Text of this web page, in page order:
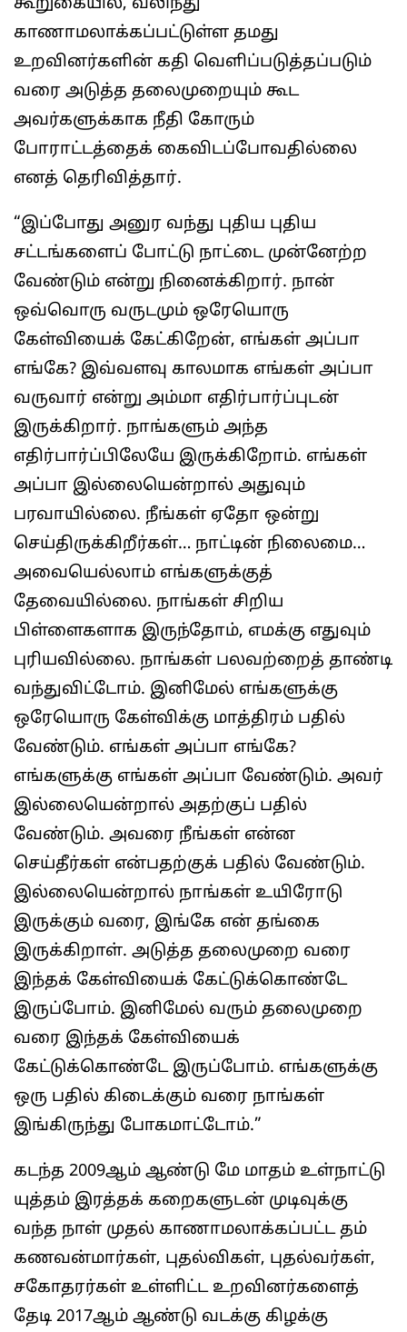
காணாமலாக்கப்பட்டுள்ள தமது
உறவினர்களின் கதி வெளிப்படுத்தப்படும்
வரை அடுத்த தலைமுறையும் கூட
அவர்களுக்காக நீதி கோரும்
போராட்டத்தைக் கைவிடப்போவதில்லை
எனத் தெரிவித்தார்.
“இப்போது அனுர வந்து புதிய புதிய
சட்டங்களைப் போட்டு நாட்டை முன்னேற்ற
வேண்டும் என்று நினைக்கிறார். நான்
ஒவ்வொரு வருடமும் ஒரேயொரு
கேள்வியைக் கேட்கிறேன், எங்கள் அப்பா
எங்கே? இவ்வளவு காலமாக எங்கள் அப்பா
வருவார் என்று அம்மா எதிர்பார்ப்புடன்
இருக்கிறார். நாங்களும் அந்த
எதிர்பார்ப்பிலேயே இருக்கிறோம். எங்கள்
அப்பா இல்லையென்றால் அதுவும்
பரவாயில்லை. நீங்கள் ஏதோ ஒன்று
செய்திருக்கிறீர்கள்… நாட்டின் நிலைமை…
அவையெல்லாம் எங்களுக்குத்
தேவையில்லை. நாங்கள் சிறிய
பிள்ளைகளாக இருந்தோம், எமக்கு எதுவும்
புரியவில்லை. நாங்கள் பலவற்றைத் தாண்டி
வந்துவிட்டோம். இனிமேல் எங்களுக்கு
ஒரேயொரு கேள்விக்கு மாத்திரம் பதில்
வேண்டும். எங்கள் அப்பா எங்கே?
எங்களுக்கு எங்கள் அப்பா வேண்டும். அவர்
இல்லையென்றால் அதற்குப் பதில்
வேண்டும். அவரை நீங்கள் என்ன
செய்தீர்கள் என்பதற்குக் பதில் வேண்டும்.
இல்லையென்றால் நாங்கள் உயிரோடு
இருக்கும் வரை, இங்கே என் தங்கை
இருக்கிறாள். அடுத்த தலைமுறை வரை
இந்தக் கேள்வியைக் கேட்டுக்கொண்டே
இருப்போம். இனிமேல் வரும் தலைமுறை
வரை இந்தக் கேள்வியைக்
கேட்டுக்கொண்டே இருப்போம். எங்களுக்கு
ஒரு பதில் கிடைக்கும் வரை நாங்கள்
இங்கிருந்து போகமாட்டோம்.”
கடந்த 2009ஆம் ஆண்டு மே மாதம் உள்நாட்டு
யுத்தம் இரத்தக் கறைகளுடன் முடிவுக்கு
வந்த நாள் முதல் காணாமலாக்கப்பட்ட தம்
கணவன்மார்கள், புதல்விகள், புதல்வர்கள்,
சகோதரர்கள் உள்ளிட்ட உறவினர்களைத்
தேடி 2017ஆம் ஆண்டு வடக்கு கிழக்கு